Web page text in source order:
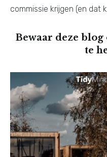
commissie krijgen (en dat
Bewaar deze
te